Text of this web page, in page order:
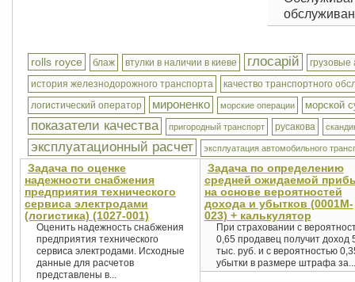
rolls royce блаж втулки в наличии в киеве глосарій
грузовые
история железнодорожного транспорта
качество транспортного
логистический оператор
мироненко морские операции морской
показатели качества пригородный транспорт русакова
эксплуатационный расчет эксплуатация автомобильного
Задача по оценке
надежности снабжения
предприятия технического
сервиса электродами
(логистика) (1027-001)
Оценить надежность снабжения
предприятия технического
сервиса электродами. Исходные
данные для расчетов
представлены в...
Задача по определению
средней ожидаемой
на основе вероятностей
дохода и убытков (0001M-
023) + калькулятор
При страховании с
0,65 продавец получит доход
тыс. руб. и с вероятностью
убытки в размере штрафа за...